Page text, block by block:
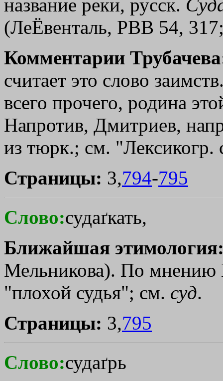
название реки, русск.
(ЛеЁвенталь, РВВ 54,
Комментарии
считает это слово
всего прочего, родина
Напротив, Дмитриев,
из тюрк.; см.
Страницы: 3,794-795
Слово:судаґкать,
Ближайшая
Мельникова). По
"плохой судья"; см. суд.
Страницы: 3,795
Слово:судаґрь